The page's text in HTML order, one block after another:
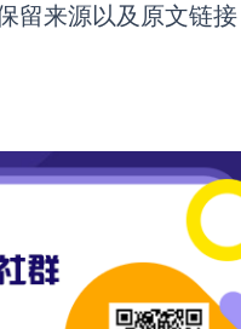
留来源以及原文链